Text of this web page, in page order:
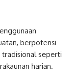
berpotensi
tradisional seperti
harian.